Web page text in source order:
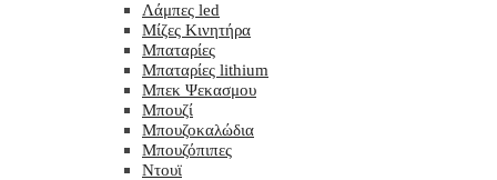
Λάμπες led
Μίζες Κινητήρα
Μπαταρίες
Μπαταρίες lithium
Μπεκ Ψεκασμου
Μπουζί
Μπουζοκαλώδια
Μπουζόπιπες
Ντουϊ